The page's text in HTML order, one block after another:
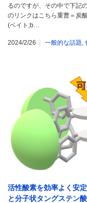
るのですが、その中で下記
のリンクはこちら重曹＝炭
(ベイト;b…
2024/2/26 一般的な話題
活性酸素を効率よく安
と分子状タングステン